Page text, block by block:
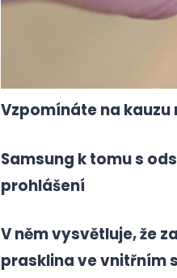
Vzpomínáte na
Samsung k tomu s
prohlášení
V něm vysvětluje, že
prasklina ve vnitřním